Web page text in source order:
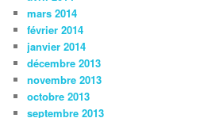
mars 2014
février 2014
janvier 2014
décembre 2013
novembre 2013
octobre 2013
septembre 2013